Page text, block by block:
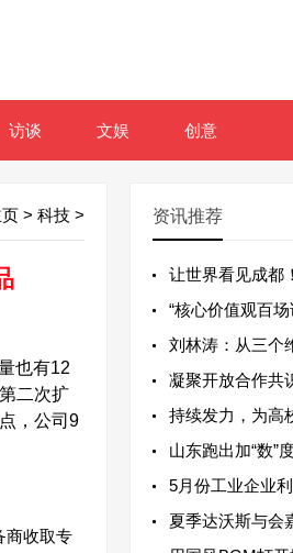
访谈 文娱 创意
> 科技 >
也有12
二次扩
，公司9
商收取专
资讯推荐
让世界看见成都
“核心价值观百
刘林涛：从三个
凝聚开放合作共
持续发力，为高
山东跑出加“数”
5月份工业企业
夏季达沃斯与会